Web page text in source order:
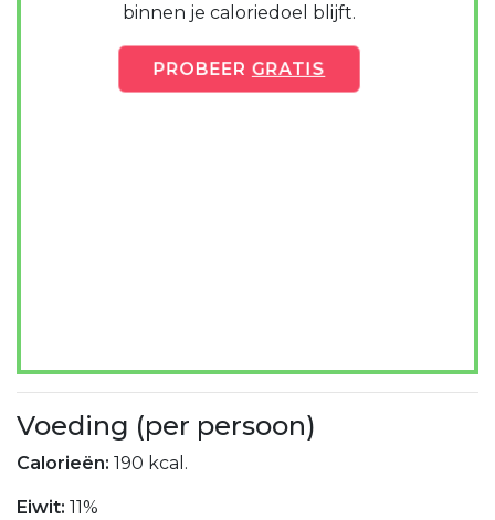
binnen je caloriedoel blijft.
PROBEER GRATIS
Voeding (per persoon)
Calorieën: 190 kcal.
Eiwit: 11%